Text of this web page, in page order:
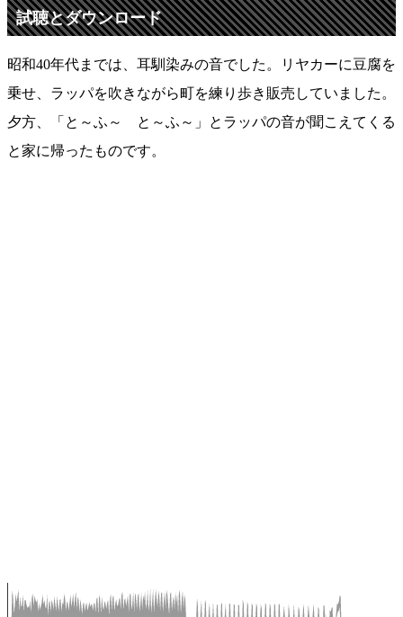
試聴とダウンロード
昭和40年代までは、耳馴染みの音でした。リヤカーに豆腐を
乗せ、ラッパを吹きながら町を練り歩き販売していました。
夕方、「と～ふ～ と～ふ～」とラッパの音が聞こえてくる
と家に帰ったものです。